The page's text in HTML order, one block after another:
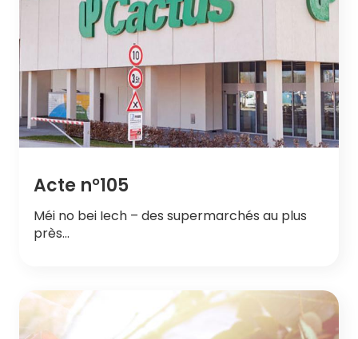
Acte n°105
Méi no bei Iech – des supermarchés au plus
près…